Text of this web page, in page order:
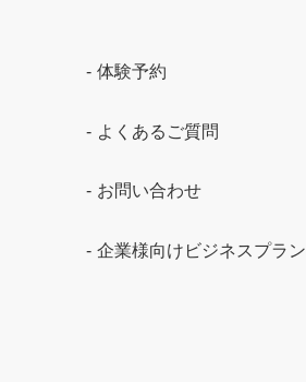
体験予約
よくあるご質問
お問い合わせ
企業様向けビジネスプラン